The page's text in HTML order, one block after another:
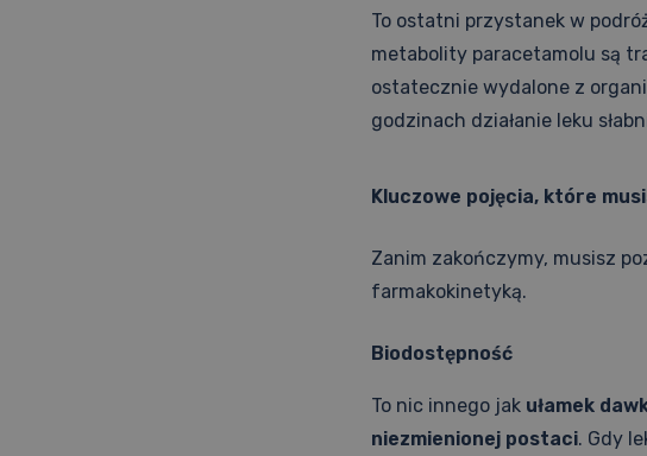
To ostatni przystanek w
metabolity paracetamolu są
ostatecznie wydalone z
godzinach działanie leku
Kluczowe pojęcia, które
Zanim zakończymy, musisz
farmakokinetyką.
Biodostępność
To nic innego jak ułamek
niezmienionej postaci. Gdy